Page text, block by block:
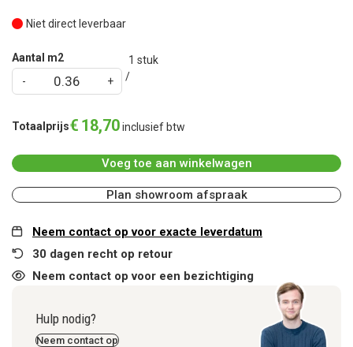
Niet direct leverbaar
Aantal m2 1 stuk
Totaalprijs€ 18,70inclusief btw
Voeg toe aan winkelwagen
Plan showroom afspraak
Neem contact op voor exacte leverdatum
30 dagen recht op retour
Neem contact op voor een bezichtiging
Hulp nodig?
Neem contact op